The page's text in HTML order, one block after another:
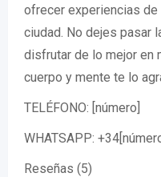
ofrecer experiencias de
ciudad. No dejes pasar
disfrutar de lo mejor en
cuerpo y mente te lo
TELÉFONO: [número]
WHATSAPP:
Reseñas (5)